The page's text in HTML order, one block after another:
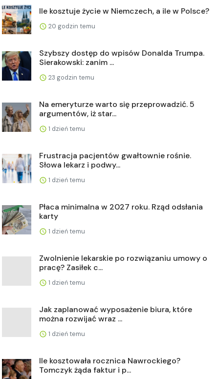
Ile kosztuje życie w Niemczech, a ile w Polsce?
20 godzin temu
Szybszy dostęp do wpisów Donalda Trumpa.
Sierakowski: zanim ...
23 godzin temu
Na emeryturze warto się przeprowadzić. 5
argumentów, iż star...
1 dzień temu
Frustracja pacjentów gwałtownie rośnie.
Słowa lekarz i podwy...
1 dzień temu
Płaca minimalna w 2027 roku. Rząd odsłania
karty
1 dzień temu
Zwolnienie lekarskie po rozwiązaniu umowy o
pracę? Zasiłek c...
1 dzień temu
Jak zaplanować wyposażenie biura, które
można rozwijać wraz ...
1 dzień temu
Ile kosztowała rocznica Nawrockiego?
Tomczyk żąda faktur i p...